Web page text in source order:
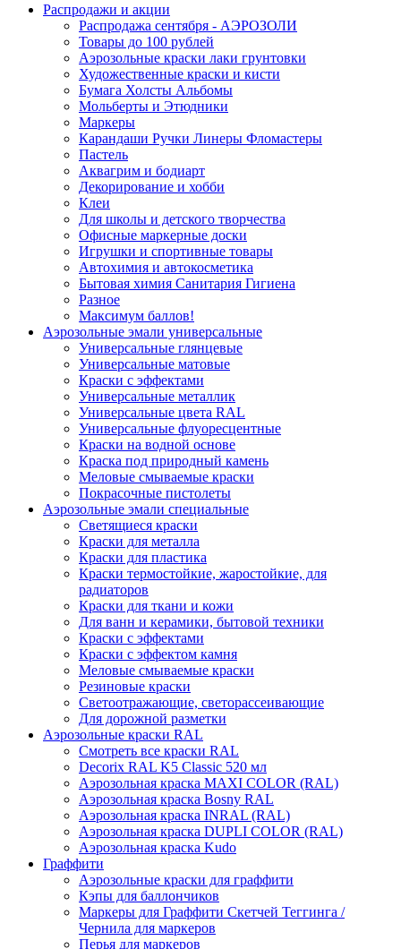
Распродажи и акции
Распродажа сентября - АЭРОЗОЛИ
Товары до 100 рублей
Аэрозольные краски лаки грунтовки
Художественные краски и кисти
Бумага Холсты Альбомы
Мольберты и Этюдники
Маркеры
Карандаши Ручки Линеры Фломастеры
Пастель
Аквагрим и бодиарт
Декорирование и хобби
Клеи
Для школы и детского творчества
Офисные маркерные доски
Игрушки и спортивные товары
Автохимия и автокосметика
Бытовая химия Санитария Гигиена
Разное
Максимум баллов!
Аэрозольные эмали универсальные
Универсальные глянцевые
Универсальные матовые
Краски с эффектами
Универсальные металлик
Универсальные цвета RAL
Универсальные флуоресцентные
Краски на водной основе
Краска под природный камень
Меловые смываемые краски
Покрасочные пистолеты
Аэрозольные эмали специальные
Светящиеся краски
Краски для металла
Краски для пластика
Краски термостойкие, жаростойкие, для
радиаторов
Краски для ткани и кожи
Для ванн и керамики, бытовой техники
Краски с эффектами
Краски с эффектом камня
Меловые смываемые краски
Резиновые краски
Светоотражающие, светорассеивающие
Для дорожной разметки
Аэрозольные краски RAL
Смотреть все краски RAL
Decorix RAL K5 Classic 520 мл
Аэрозольная краска MAXI COLOR (RAL)
Аэрозольная краска Bosny RAL
Аэрозольная краска INRAL (RAL)
Аэрозольная краска DUPLI COLOR (RAL)
Аэрозольная краска Kudo
Граффити
Аэрозольные краски для граффити
Кэпы для баллончиков
Маркеры для Граффити Скетчей Теггинга /
Чернила для маркеров
Перья для маркеров